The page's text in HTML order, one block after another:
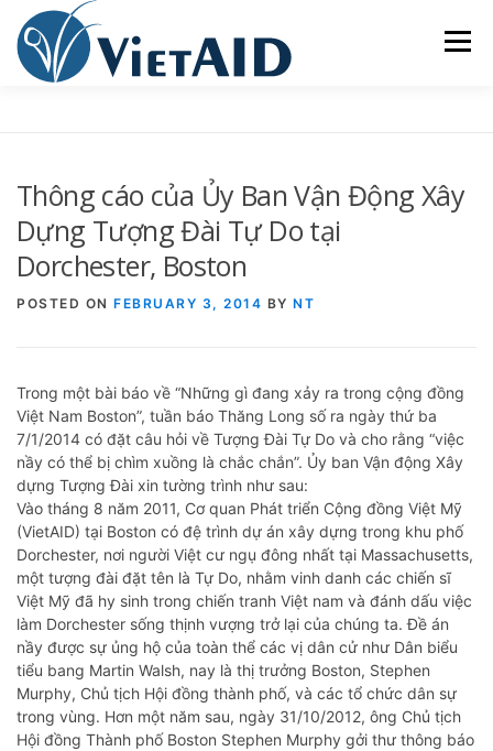
content
Menu
TRUNG TÂM CỘNG ĐỒNG SINH HOẠT
Thông cáo của Ủy Ban Vận Động Xây
Dựng Tượng Đài Tự Do tại
Dorchester, Boston
POSTED ON FEBRUARY 3, 2014 BY NT
Trong một bài báo về “Những gì đang xảy ra trong cộng đồng
Việt Nam Boston”, tuần báo Thăng Long số ra ngày thứ ba
7/1/2014 có đặt câu hỏi về Tượng Đài Tự Do và cho rằng “việc
nầy có thể bị chìm xuồng là chắc chắn”. Ủy ban Vận động Xây
dựng Tượng Đài xin tường trình như sau:
Vào tháng 8 năm 2011, Cơ quan Phát triển Cộng đồng Việt Mỹ
(VietAID) tại Boston có đệ trình dự án xây dựng trong khu phố
Dorchester, nơi người Việt cư ngụ đông nhất tại Massachusetts,
một tượng đài đặt tên là Tự Do, nhằm vinh danh các chiến sĩ
Việt Mỹ đã hy sinh trong chiến tranh Việt nam và đánh dấu việc
làm Dorchester sống thịnh vượng trở lại của chúng ta. Đề án
nầy được sự ủng hộ của toàn thể các vị dân cử như Dân biểu
tiểu bang Martin Walsh, nay là thị trưởng Boston, Stephen
Murphy, Chủ tịch Hội đồng thành phố, và các tổ chức dân sự
trong vùng. Hơn một năm sau, ngày 31/10/2012, ông Chủ tịch
Hội đồng Thành phố Boston Stephen Murphy gởi thư thông báo